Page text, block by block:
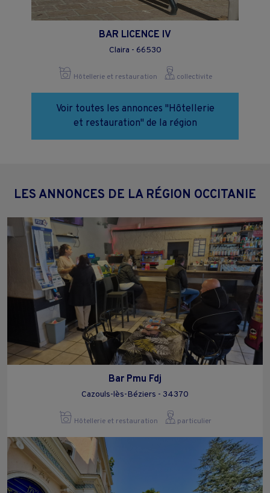
BAR LICENCE IV
Claira - 66530
Hôtellerie et restauration collectivite
Voir toutes les annonces "Hôtellerie
et restauration" de la région
LES ANNONCES DE LA RÉGION OCCITANIE
Bar Pmu Fdj
Cazouls-lès-Béziers - 34370
Hôtellerie et restauration particulier